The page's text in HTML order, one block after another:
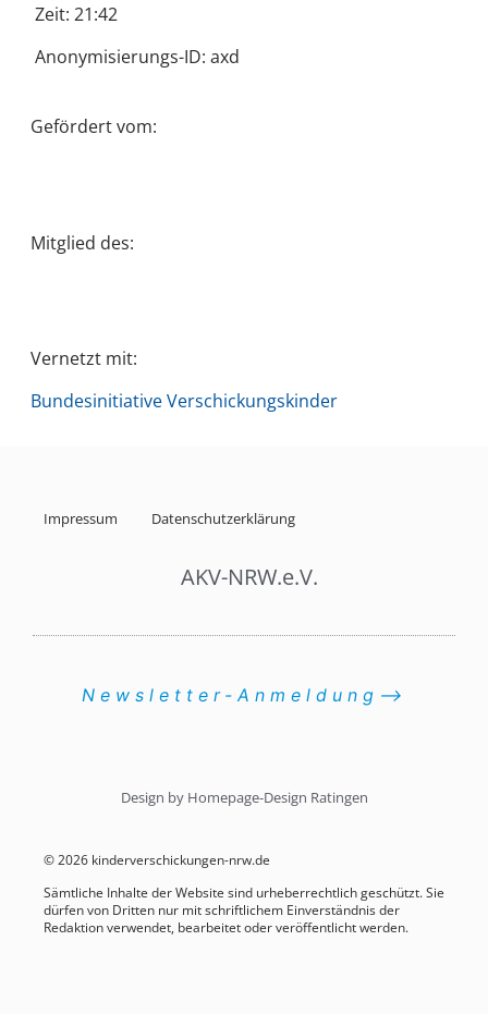
Zeit: 21:42
Anonymisierungs-ID: axd
Gefördert vom:
Mitglied des:
Vernetzt mit:
Bundesinitiative Verschickungskinder
Impressum Datenschutzerklärung
AKV-NRW.e.V.
Newsletter-Anmeldung⟶
Design by Homepage-Design Ratingen
© 2026 kinderverschickungen-nrw.de
Sämtliche Inhalte der Website sind urheberrechtlich geschützt. Sie
dürfen von Dritten nur mit schriftlichem Einverständnis der
Redaktion verwendet, bearbeitet oder veröffentlicht werden.